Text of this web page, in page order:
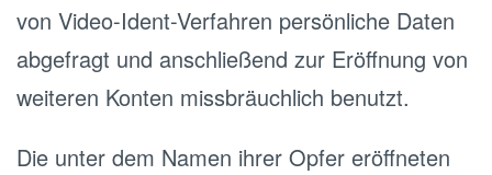
von Video-Ident-Verfahren persönliche Daten
abgefragt und anschließend zur Eröffnung von
weiteren Konten missbräuchlich benutzt.
Die unter dem Namen ihrer Opfer eröffneten